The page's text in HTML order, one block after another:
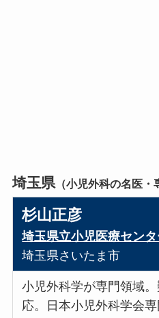
埼玉県（小児外科の名医・
杉山正彦
埼玉県立小児医療セン
埼玉県さいたま市
小児外科学が専門領域
応。日本小児外科学会専